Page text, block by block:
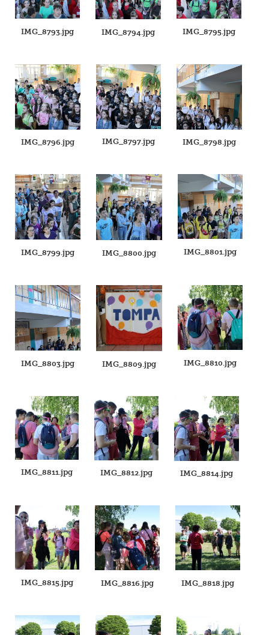
IMG_8793.jpg IMG_8794.jpg IMG_8795.jpg
IMG_8796.jpg IMG_8797.jpg IMG_8798.jpg
IMG_8799.jpg IMG_8800.jpg IMG_8801.jpg
IMG_8803.jpg IMG_8809.jpg IMG_8810.jpg
IMG_8811.jpg IMG_8812.jpg IMG_8814.jpg
IMG_8815.jpg IMG_8816.jpg IMG_8818.jpg